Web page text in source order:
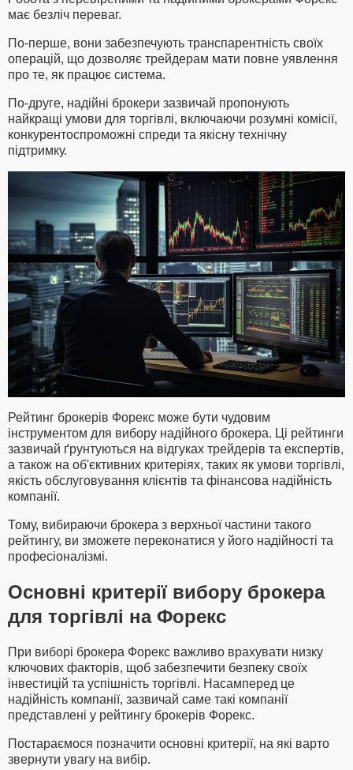
має безліч переваг.
По-перше, вони забезпечують транспарентність своїх
операцій, що дозволяє трейдерам мати повне уявлення
про те, як працює система.
По-друге, надійні брокери зазвичай пропонують
найкращі умови для торгівлі, включаючи розумні комісії,
конкурентоспроможні спреди та якісну технічну
підтримку.
Рейтинг брокерів Форекс може бути чудовим
інструментом для вибору надійного брокера. Ці рейтинги
зазвичай ґрунтуються на відгуках трейдерів та експертів,
а також на об'єктивних критеріях, таких як умови торгівлі,
якість обслуговування клієнтів та фінансова надійність
компанії.
Тому, вибираючи брокера з верхньої частини такого
рейтингу, ви зможете переконатися у його надійності та
професіоналізмі.
Основні критерії вибору брокера
для торгівлі на Форекс
При виборі брокера Форекс важливо врахувати низку
ключових факторів, щоб забезпечити безпеку своїх
інвестицій та успішність торгівлі. Насамперед це
надійність компанії, зазвичай саме такі компанії
представлені у рейтингу брокерів Форекс.
Постараємося позначити основні критерії, на які варто
звернути увагу на вибір.